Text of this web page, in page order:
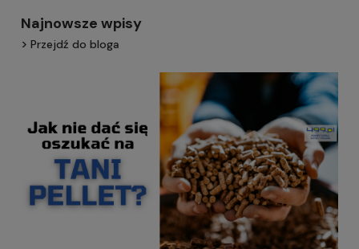
Najnowsze wpisy
Przejdź do bloga